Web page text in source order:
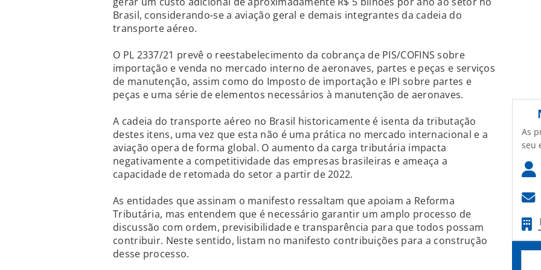
Brasil, considerando-se a aviação geral e demais integrantes da cadeia do
transporte aéreo.
O PL 2337/21 prevê o reestabelecimento da cobrança de PIS/COFINS sobre
importação e venda no mercado interno de aeronaves, partes e peças e serviços
de manutenção, assim como do Imposto de importação e IPI sobre partes e
peças e uma série de elementos necessários à manutenção de aeronaves.
A cadeia do transporte aéreo no Brasil historicamente é isenta da tributação
destes itens, uma vez que esta não é uma prática no mercado internacional e a
aviação opera de forma global. O aumento da carga tributária impacta
negativamente a competitividade das empresas brasileiras e ameaça a
capacidade de retomada do setor a partir de 2022.
As entidades que assinam o manifesto ressaltam que apoiam a Reforma
Tributária, mas entendem que é necessário garantir um amplo processo de
discussão com ordem, previsibilidade e transparência para que todos possam
contribuir. Neste sentido, listam no manifesto contribuições para a construção
desse processo.
As
seu